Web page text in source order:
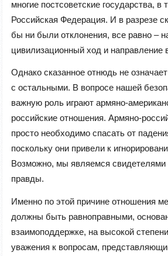
многие постсоветские государства, в
Российская Федерация. И в разрезе
бы ни были отклонения, все равно –
цивилизационный ход и направление
Однако сказанное отнюдь не
с остальными. В вопросе нашей
важную роль играют армяно-
российские отношения. Армяно-
просто необходимо спасать от
поскольку они привели к
Возможно, мы являемся свидетелями
правды.
Именно по этой причине отношения
должны быть равноправными,
взаимоподдержке, на высокой
уважения к вопросам,